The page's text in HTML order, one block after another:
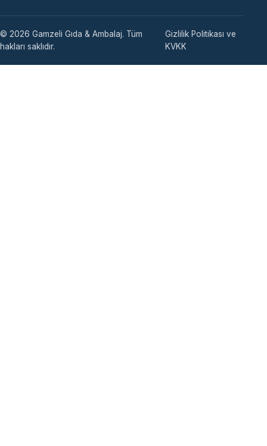
© 2026 Gamzeli Gıda & Ambalaj. Tüm
hakları saklıdır.
Gizlilik Politikası ve
KVKK